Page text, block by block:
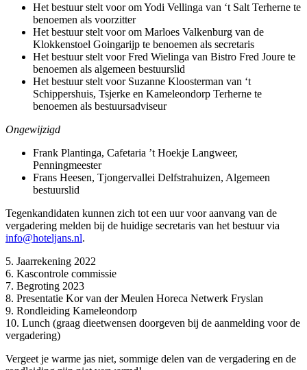
Het bestuur stelt voor om Yodi Vellinga van ‘t Salt Terherne te
benoemen als voorzitter
Het bestuur stelt voor om Marloes Valkenburg van de
Klokkenstoel Goingarijp te benoemen als secretaris
Het bestuur stelt voor Fred Wielinga van Bistro Fred Joure te
benoemen als algemeen bestuurslid
Het bestuur stelt voor Suzanne Kloosterman van ‘t
Schippershuis, Tsjerke en Kameleondorp Terherne te
benoemen als bestuursadviseur
Ongewijzigd
Frank Plantinga, Cafetaria ’t Hoekje Langweer,
Penningmeester
Frans Heesen, Tjongervallei Delfstrahuizen, Algemeen
bestuurslid
Tegenkandidaten kunnen zich tot een uur voor aanvang van de
vergadering melden bij de huidige secretaris van het bestuur via
info@hoteljans.nl.
5. Jaarrekening 2022
6. Kascontrole commissie
7. Begroting 2023
8. Presentatie Kor van der Meulen Horeca Netwerk Fryslan
9. Rondleiding Kameleondorp
10. Lunch (graag dieetwensen doorgeven bij de aanmelding voor de
vergadering)
Vergeet je warme jas niet, sommige delen van de vergadering en de